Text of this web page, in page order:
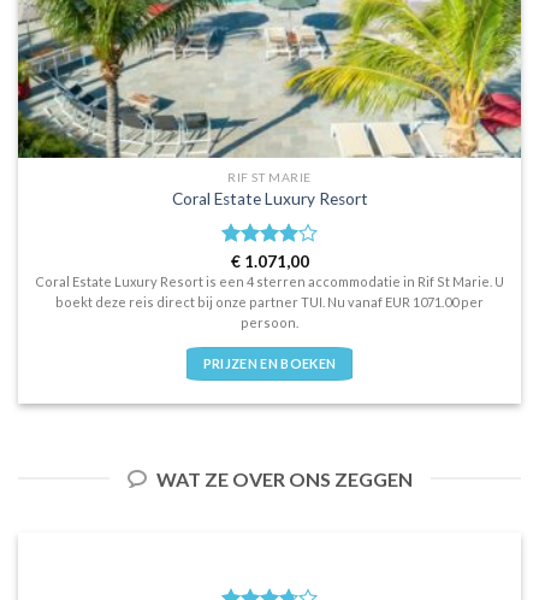
RIF ST MARIE
Coral Estate Luxury Resort
Waardering
4uit 5
€1.071,00
Coral Estate Luxury Resort is een 4 sterren accommodatie in Rif St Marie. U
boekt deze reis direct bij onze partner TUI. Nu vanaf EUR 1071.00 per
persoon.
PRIJZEN EN BOEKEN
WAT ZE OVER ONS ZEGGEN